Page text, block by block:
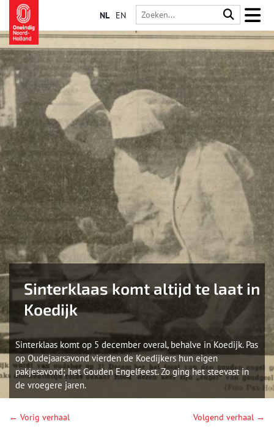
NL EN
Sinterklaas komt altijd te laat in
Koedijk
Sinterklaas komt op 5 december overal, behalve in Koedijk. Pas
op Oudejaarsavond vierden de Koedijkers hun eigen
pakjesavond; het Gouden Engelfeest. Zo ging het steevast in
de vroegere jaren.
← Vorig verhaal Volgend verhaal →